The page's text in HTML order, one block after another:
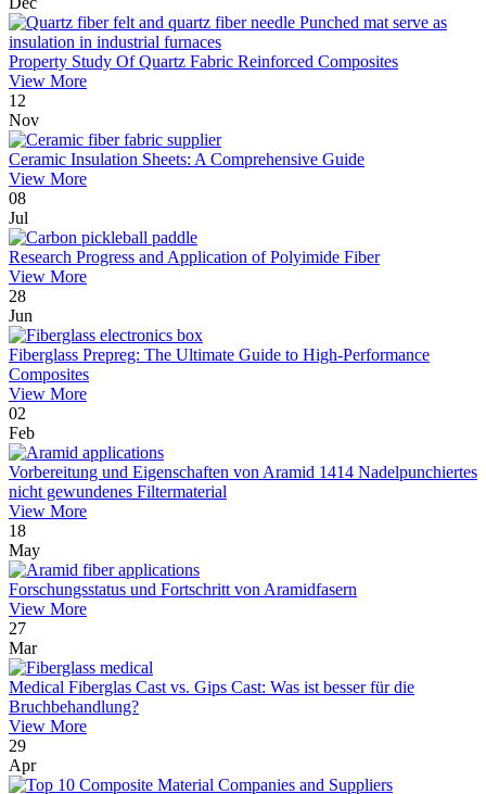
Property Study Of Quartz Fabric Reinforced Composites
View More
12
Nov
Ceramic Insulation Sheets: A Comprehensive Guide
View More
08
Jul
Research Progress and Application of Polyimide Fiber
View More
28
Jun
Fiberglass Prepreg: The Ultimate Guide to High-Performance
Composites
View More
02
Feb
Vorbereitung und Eigenschaften von Aramid 1414 Nadelpunchiertes
nicht gewundenes Filtermaterial
View More
18
May
Forschungsstatus und Fortschritt von Aramidfasern
View More
27
Mar
Medical Fiberglas Cast vs. Gips Cast: Was ist besser für die
Bruchbehandlung?
View More
29
Apr